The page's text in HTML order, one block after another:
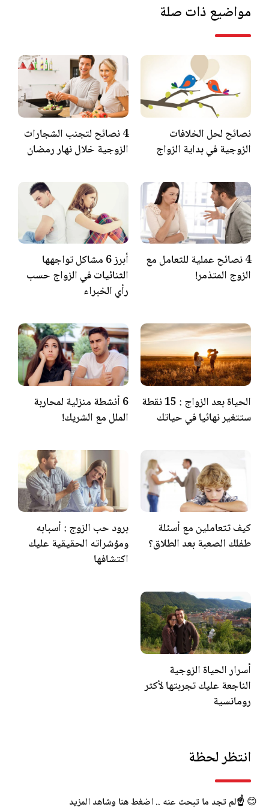
مواضيع ذات صلة
نصائح لحل الخلافات
الزوجية في بداية الزواج
4 نصائح لتجنب الشجارات
الزوجية خلال نهار رمضان
4 نصائح عملية للتعامل مع
الزوج المتذمر!
أبرز 6 مشاكل تواجهها
الثنائيات في الزواج حسب
رأي الخبراء
الحياة بعد الزواج : 15 نقطة
ستتغير نهائيا في حياتك
6 أنشطة منزلية لمحاربة
الملل مع الشريك!
كيف تتعاملين مع أسئلة
طفلك الصعبة بعد الطلاق؟
برود حب الزوج : أسبابه
ومؤشراته الحقيقية عليك
اكتشافها
أسرار الحياة الزوجية
الناجعة عليك تجربتها لأكثر
رومانسية
انتظر لحظة
😊☝️لم تجد ما تبحث عنه .. اضغط هنا وشاهد المزيد